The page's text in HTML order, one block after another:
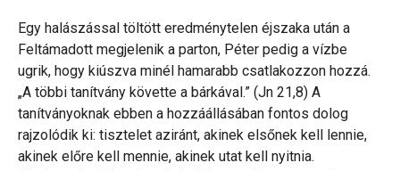
Egy halászással töltött eredménytelen éjszaka után a
Feltámadott megjelenik a parton, Péter pedig a vízbe
ugrik, hogy kiúszva minél hamarabb csatlakozzon hozzá.
„A többi tanítvány követte a bárkával.” (Jn 21,8) A
tanítványoknak ebben a hozzáállásában fontos dolog
rajzolódik ki: tisztelet aziránt, akinek elsőnek kell lennie,
akinek előre kell mennie, akinek utat kell nyitnia.